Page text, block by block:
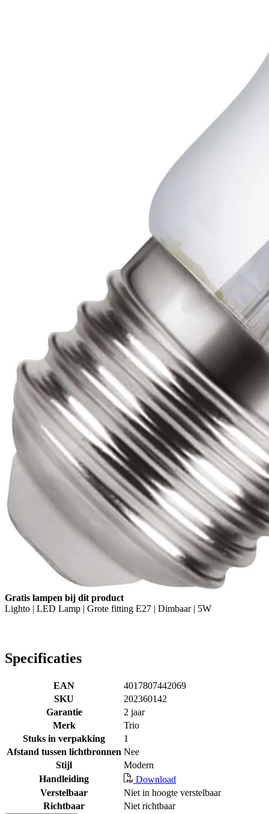
Gratis lampen bij dit product
Lighto | LED Lamp | Grote fitting E27 | Dimbaar | 5W
Specificaties
EAN
4017807442069
SKU
202360142
Garantie
2 jaar
Merk
Trio
Stuks in verpakking
1
Afstand tussen lichtbronnen Nee
Stijl
Modern
Handleiding
Download
Verstelbaar
Niet in hoogte verstelbaar
Richtbaar
Niet richtbaar